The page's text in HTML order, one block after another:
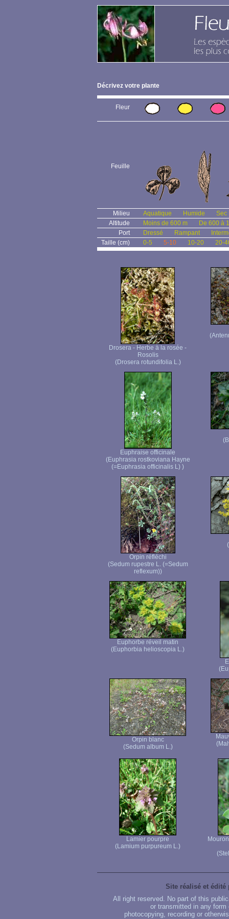
Décrivez votre plante
Fleur
Feuille
Milieu Aquatique Humide
Sec
Altitude
Moins de 600 m
De 600 à
Port
Dressé Rampant
Taille (cm)
0-5 5-10 10-20 20-
Drosera - Herbe à la rosée -
Rosolis
(Drosera rotundifolia L.)
Euphraise officinale
(Euphrasia rostkoviana Hayne
(=Euphrasia officinalis L) )
Orpin réfléchi
(Sedum rupestre L. (=Sedum
reflexum))
Euphorbe réveil matin
(Euphorbia helioscopia L.)
Orpin blanc
(Sedum album L.)
Lamier pourpre
(Lamium purpureum L.)
Site réalisé et édité
All right reserved. No part of this
or transmitted in any
photocopying, recording or